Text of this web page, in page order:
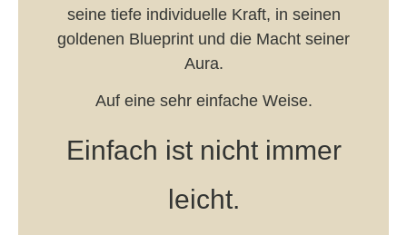
seine tiefe individuelle Kraft, in seinen
goldenen Blueprint und die Macht seiner
Aura.
Auf eine sehr einfache Weise.
Einfach ist nicht immer
leicht.